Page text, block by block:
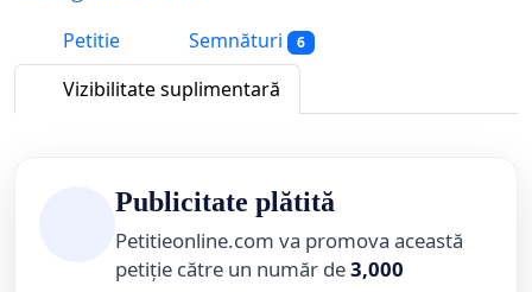
Petitie
Semnături 6
Vizibilitate suplimentară
Publicitate plătită
Petitieonline.com va promova această
petiție către un număr de3,000